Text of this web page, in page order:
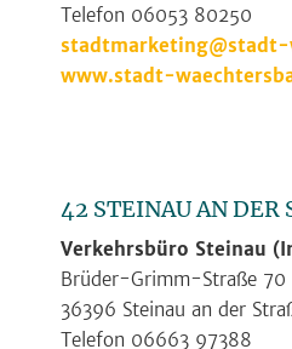
Telefon 06053 80250
stadtmarketing@stadt-
www.stadt-
42 STEINAU AN DER
Verkehrsbüro Steinau
Brüder-Grimm-Straße 70
36396 Steinau an der
Telefon 06663 97388